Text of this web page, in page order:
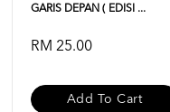
GARIS DEPAN ( EDISI ...
RM 25.00
Add To Cart